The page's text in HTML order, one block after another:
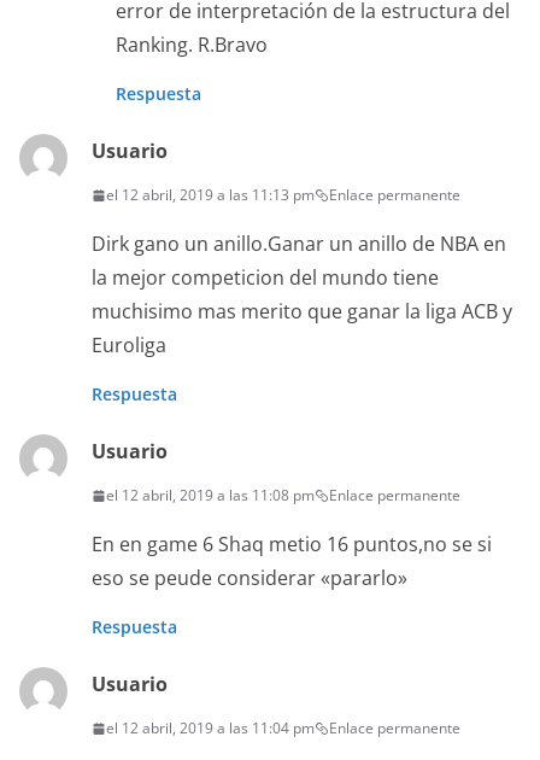
error de interpretación de la estructura del
Ranking. R.Bravo
Respuesta
Usuario
el 12 abril, 2019 a las 11:13 pm Enlace permanente
Dirk gano un anillo.Ganar un anillo de NBA en
la mejor competicion del mundo tiene
muchisimo mas merito que ganar la liga ACB y
Euroliga
Respuesta
Usuario
el 12 abril, 2019 a las 11:08 pm Enlace permanente
En en game 6 Shaq metio 16 puntos,no se si
eso se peude considerar «pararlo»
Respuesta
Usuario
el 12 abril, 2019 a las 11:04 pm Enlace permanente